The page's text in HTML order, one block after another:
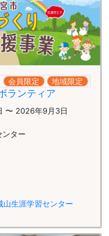
会員限定 地域限定
ランティア
〜 2026年9月3日
ター
生涯学習センター